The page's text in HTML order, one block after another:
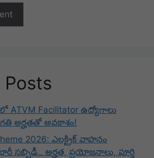
Posts
ATVM Facilitator ఉద్యోగాలు
అర్హతతో అవకాశం!
2026: ఎలక్ట్రిక్ వాహనం
సబ్సిడీ.. అర్హత, ప్రయోజనాలు, పూర్తి